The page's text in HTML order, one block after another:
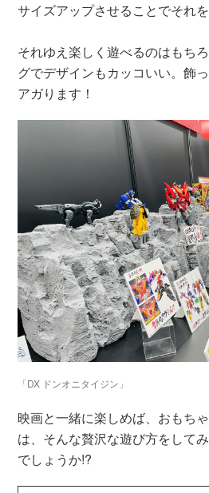
サイズアップさせることでそれを
それゆえ楽しく遊べるのはもち
グでデザインもカッコいい。飾
アガります！
「DX ドンオニタイジン」
映画と一緒に楽しめば、おもち
は、そんな贅沢な遊び方をして
でしょうか!?